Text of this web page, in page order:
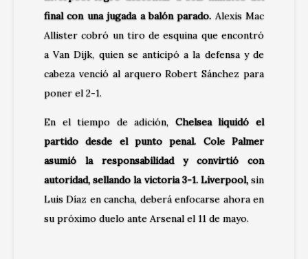
final con una jugada a balón parado. Alexis Mac
Allister cobró un tiro de esquina que encontró
a Van Dijk, quien se anticipó a la defensa y de
cabeza venció al arquero Robert Sánchez para
poner el 2-1.
En el tiempo de adición, Chelsea liquidó el
partido desde el punto penal. Cole Palmer
asumió la responsabilidad y convirtió con
autoridad, sellando la victoria 3-1. Liverpool,sin
Luis Díaz en cancha, deberá enfocarse ahora en
su próximo duelo ante Arsenal el 11 de mayo.